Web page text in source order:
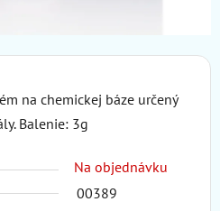
na chemickej báze určený
Balenie: 3g
Na objednávku
00389